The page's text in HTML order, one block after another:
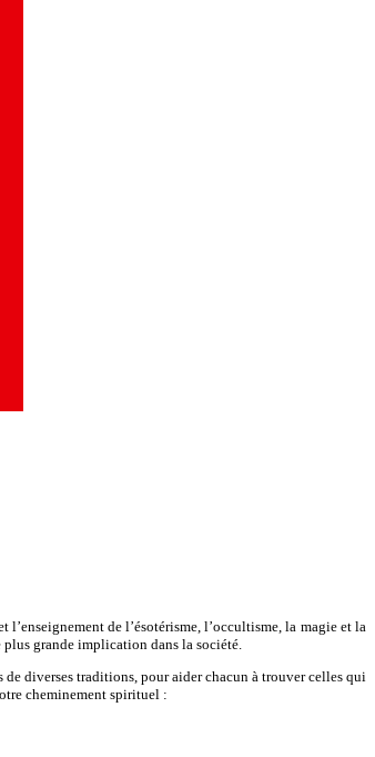
de l’ésotérisme, l’occultisme, la magie et la
grande implication dans la société.
diverses traditions, pour aider chacun à trouver celles qui
cheminement spirituel :